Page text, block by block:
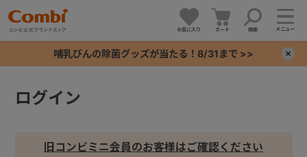
お気に入り カート 検索 メニュー
哺乳びんの除菌グッズが当たる！8/31まで >>
ログイン
旧コンビミニ会員のお客様はご確認ください